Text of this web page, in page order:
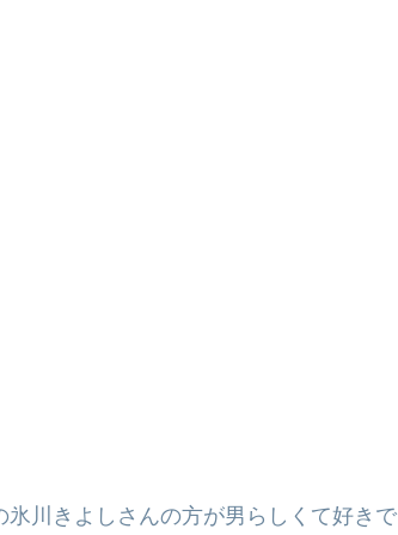
川きよしさんの方が男らしくて好きで